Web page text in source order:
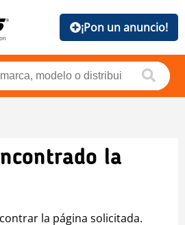
¡Pon un anuncio!
la
la página solicitada.